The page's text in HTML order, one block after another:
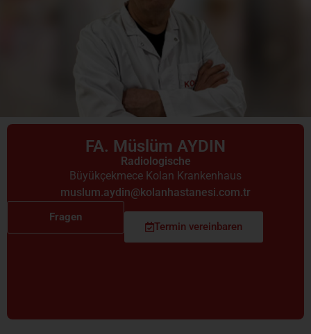
FA. Müslüm AYDIN
Radiologische
Büyükçekmece Kolan Krankenhaus
muslum.aydin@kolanhastanesi.com.tr
Fragen
Termin vereinbaren